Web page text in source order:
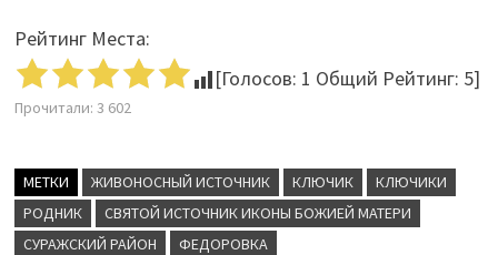
Рейтинг Места:
[Голосов: 1 Общий Рейтинг: 5]
Прочитали: 3 602
МЕТКИ ЖИВОНОСНЫЙ ИСТОЧНИК КЛЮЧИК
КЛЮЧИКИ
РОДНИК
СВЯТОЙ ИСТОЧНИК ИКОНЫ БОЖИЕЙ МАТЕРИ
СУРАЖСКИЙ РАЙОН
ФЕДОРОВКА